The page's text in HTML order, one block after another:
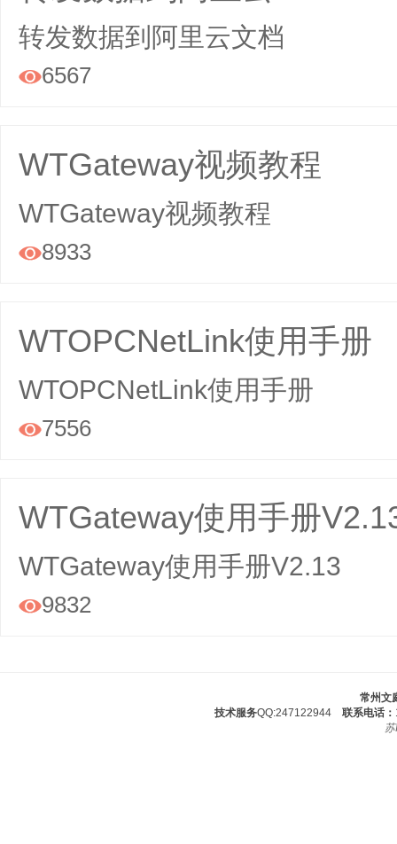
转发数据到阿里云文档
6567
WTGateway视频教程
WTGateway视频教程
8933
WTOPCNetLink使用手册
WTOPCNetLink使用手册
7556
WTGateway使用手册
WTGateway使用手册V2.13
9832
常州文
技术服务QQ:247122944 联系电话：